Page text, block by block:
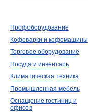
Профоборудование
Кофеварки и кофемашины
Торговое оборудование
Посуда и инвентарь
Климатическая техника
Промышленная мебель
Оснащение гостиниц и
офисов